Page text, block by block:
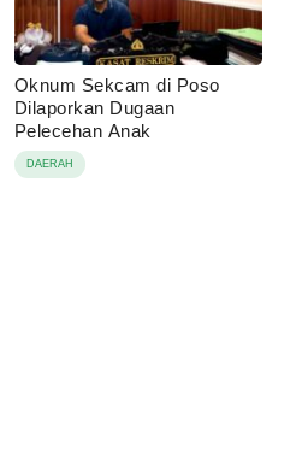
Oknum Sekcam di Poso
Dilaporkan Dugaan
Pelecehan Anak
DAERAH